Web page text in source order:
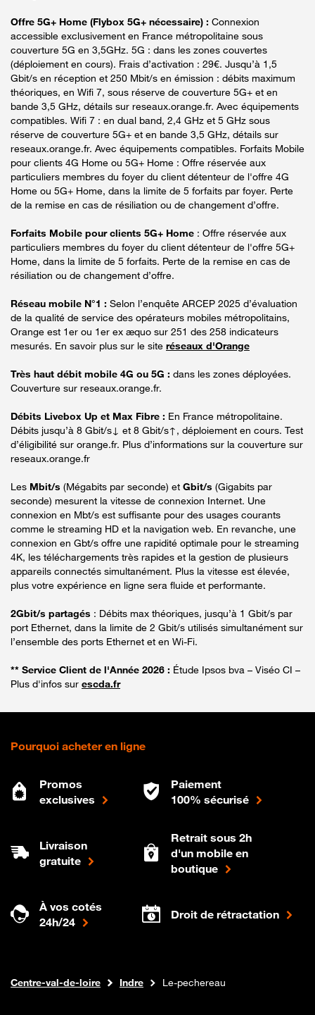
Offre 5G+ Home (Flybox 5G+ nécessaire) : Connexion
accessible exclusivement en France métropolitaine sous
couverture 5G en 3,5GHz. 5G : dans les zones couvertes
(déploiement en cours). Frais d’activation : 29€. Jusqu’à 1,5
Gbit/s en réception et 250 Mbit/s en émission : débits maximum
théoriques, en Wifi 7, sous réserve de couverture 5G+ et en
bande 3,5 GHz, détails sur reseaux.orange.fr. Avec équipements
compatibles. Wifi 7 : en dual band, 2,4 GHz et 5 GHz sous
réserve de couverture 5G+ et en bande 3,5 GHz, détails sur
reseaux.orange.fr. Avec équipements compatibles. Forfaits Mobile
pour clients 4G Home ou 5G+ Home : Offre réservée aux
particuliers membres du foyer du client détenteur de l'offre 4G
Home ou 5G+ Home, dans la limite de 5 forfaits par foyer. Perte
de la remise en cas de résiliation ou de changement d’offre.
Forfaits Mobile pour clients 5G+ Home : Offre réservée aux
particuliers membres du foyer du client détenteur de l'offre 5G+
Home, dans la limite de 5 forfaits. Perte de la remise en cas de
résiliation ou de changement d’offre.
Réseau mobile N°1 : Selon l’enquête ARCEP 2025 d’évaluation
de la qualité de service des opérateurs mobiles métropolitains,
Orange est 1er ou 1er ex æquo sur 251 des 258 indicateurs
mesurés. En savoir plus sur le site réseaux d'Orange
Très haut débit mobile 4G ou 5G : dans les zones déployées.
Couverture sur reseaux.orange.fr.
Débits Livebox Up et Max Fibre : En France métropolitaine.
Débits jusqu’à 8 Gbit/s↓ et 8 Gbit/s↑, déploiement en cours. Test
d’éligibilité sur orange.fr. Plus d’informations sur la couverture sur
reseaux.orange.fr
Les Mbit/s (Mégabits par seconde) et Gbit/s (Gigabits par
seconde) mesurent la vitesse de connexion Internet. Une
connexion en Mbt/s est suffisante pour des usages courants
comme le streaming HD et la navigation web. En revanche, une
connexion en Gbt/s offre une rapidité optimale pour le streaming
4K, les téléchargements très rapides et la gestion de plusieurs
appareils connectés simultanément. Plus la vitesse est élevée,
plus votre expérience en ligne sera fluide et performante.
2Gbit/s partagés : Débits max théoriques, jusqu’à 1 Gbit/s par
port Ethernet, dans la limite de 2 Gbit/s utilisés simultanément sur
l’ensemble des ports Ethernet et en Wi-Fi.
** Service Client de l'Année 2026 : Étude Ipsos bva – Viséo CI –
Plus d'infos sur escda.fr
Pourquoi acheter en ligne
Promos
exclusives
Paiement
100% sécurisé
Livraison
gratuite
Retrait sous 2h
d'un mobile en
boutique
À vos cotés
24h/24
Droit de rétractation
Boutique Orange
Internet fibre
Centre-val-de-loire Indre Le-pechereau